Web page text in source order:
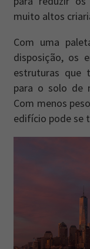
muito altos
Com uma
disposição, os
estruturas que
para o solo de
Com menos
edifício pode se